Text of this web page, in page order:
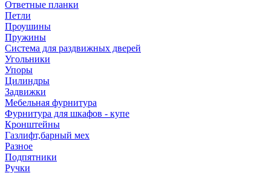
Ответные планки
Петли
Проушины
Пружины
Система для раздвижных дверей
Угольники
Упоры
Цилиндры
Задвижки
Мебельная фурнитура
Фурнитура для шкафов - купе
Кронштейны
Газлифт,барный мех
Разное
Подпятники
Ручки